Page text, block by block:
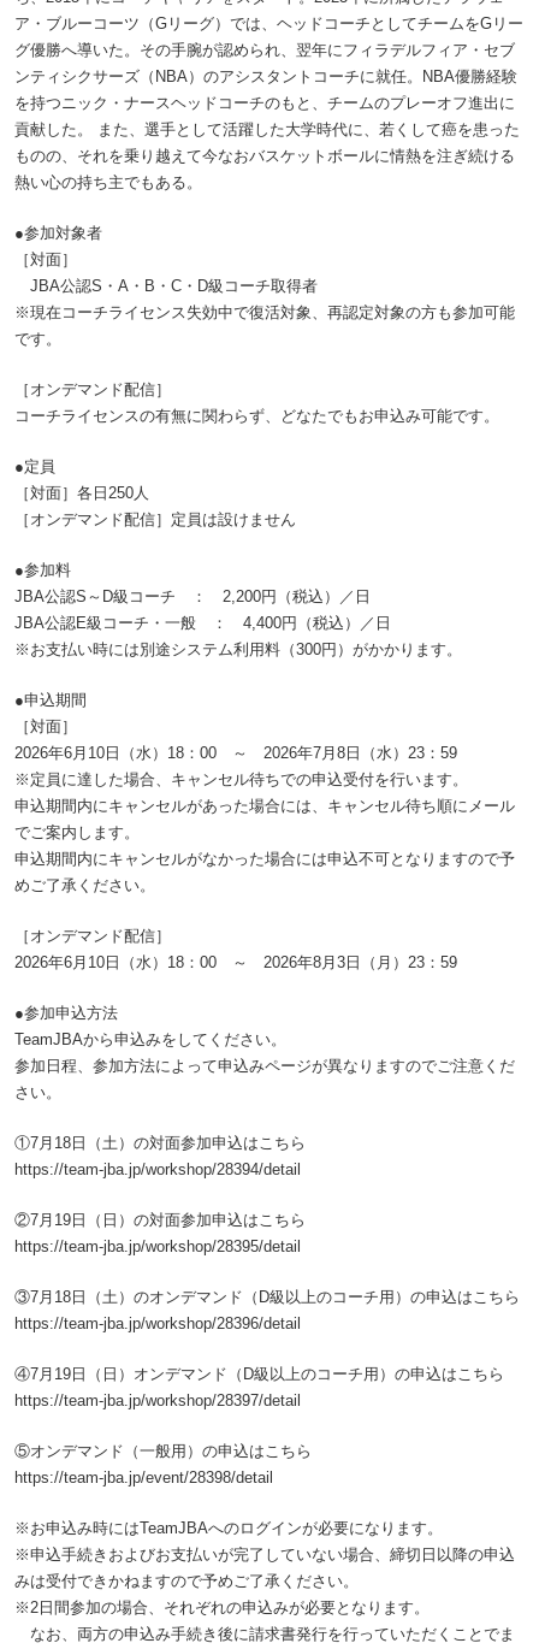
ア・ブルーコーツ（Gリーグ）では、ヘッドコーチとしてチームをGリー
グ優勝へ導いた。その手腕が認められ、翌年にフィラデルフィア・セブ
ンティシクサーズ（NBA）のアシスタントコーチに就任。NBA優勝経験
を持つニック・ナースヘッドコーチのもと、チームのプレーオフ進出に
貢献した。 また、選手として活躍した大学時代に、若くして癌を患った
ものの、それを乗り越えて今なおバスケットボールに情熱を注ぎ続ける
熱い心の持ち主でもある。
●参加対象者
［対面］
JBA公認S・A・B・C・D級コーチ取得者
※現在コーチライセンス失効中で復活対象、再認定対象の方も参加可能
です。
［オンデマンド配信］
コーチライセンスの有無に関わらず、どなたでもお申込み可能です。
●定員
［対面］各日250人
［オンデマンド配信］定員は設けません
●参加料
JBA公認S～D級コーチ ： 2,200円（税込）／日
JBA公認E級コーチ・一般 ： 4,400円（税込）／日
※お支払い時には別途システム利用料（300円）がかかります。
●申込期間
［対面］
2026年6月10日（水）18：00 ～ 2026年7月8日（水）23：59
※定員に達した場合、キャンセル待ちでの申込受付を行います。
申込期間内にキャンセルがあった場合には、キャンセル待ち順にメール
でご案内します。
申込期間内にキャンセルがなかった場合には申込不可となりますので予
めご了承ください。
［オンデマンド配信］
2026年6月10日（水）18：00 ～ 2026年8月3日（月）23：59
●参加申込方法
TeamJBAから申込みをしてください。
参加日程、参加方法によって申込みページが異なりますのでご注意くだ
さい。
①7月18日（土）の対面参加申込はこちら
https://team-jba.jp/workshop/28394/detail
②7月19日（日）の対面参加申込はこちら
https://team-jba.jp/workshop/28395/detail
③7月18日（土）のオンデマンド（D級以上のコーチ用）の申込はこちら
https://team-jba.jp/workshop/28396/detail
④7月19日（日）オンデマンド（D級以上のコーチ用）の申込はこちら
https://team-jba.jp/workshop/28397/detail
⑤オンデマンド（一般用）の申込はこちら
https://team-jba.jp/event/28398/detail
※お申込み時にはTeamJBAへのログインが必要になります。
※申込手続きおよびお支払いが完了していない場合、締切日以降の申込
みは受付できかねますので予めご了承ください。
※2日間参加の場合、それぞれの申込みが必要となります。
なお、両方の申込み手続き後に請求書発行を行っていただくことでま